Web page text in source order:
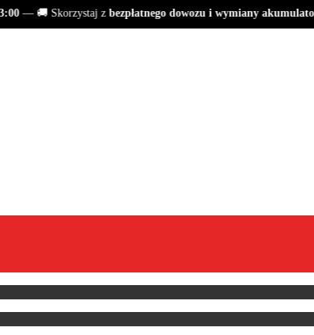
— 🚚 Skorzystaj zbezpłatnego dowozu i wymiany akumulatora